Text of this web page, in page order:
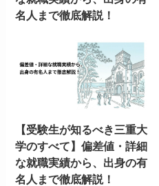
名人まで徹底解説！
【受験生が知るべき三重大
学のすべて】偏差値・詳細
な就職実績から、出身の有
名人まで徹底解説！